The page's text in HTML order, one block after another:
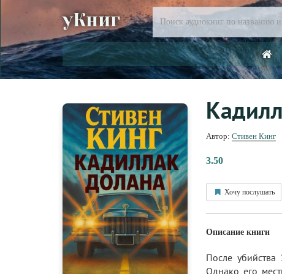
уКниг
Автор: Стивен Кинг
3.50
Хочу послушать
Описание книги
После убийства
Однако его